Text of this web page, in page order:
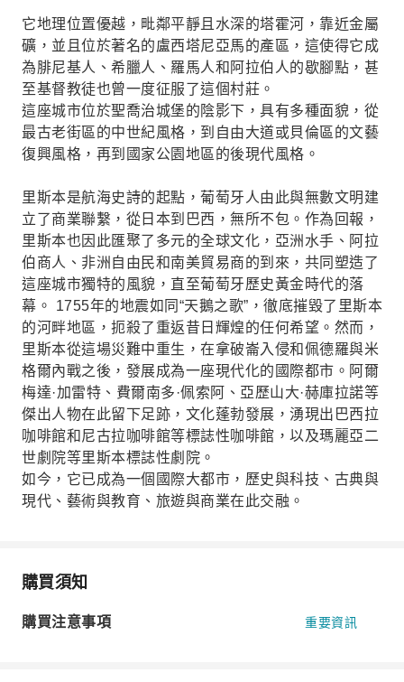
它地理位置優越，毗鄰平靜且水深的塔霍河，靠近金屬
礦，並且位於著名的盧西塔尼亞馬的產區，這使得它成
為腓尼基人、希臘人、羅馬人和阿拉伯人的歇腳點，甚
至基督教徒也曾一度征服了這個村莊。
這座城市位於聖喬治城堡的陰影下，具有多種面貌，從
最古老街區的中世紀風格，到自由大道或貝倫區的文藝
復興風格，再到國家公園地區的後現代風格。
里斯本是航海史詩的起點，葡萄牙人由此與無數文明建
立了商業聯繫，從日本到巴西，無所不包。作為回報，
里斯本也因此匯聚了多元的全球文化，亞洲水手、阿拉
伯商人、非洲自由民和南美貿易商的到來，共同塑造了
這座城市獨特的風貌，直至葡萄牙歷史黃金時代的落
幕。 1755年的地震如同“天鵝之歌”，徹底摧毀了里斯本
的河畔地區，扼殺了重返昔日輝煌的任何希望。然而，
里斯本從這場災難中重生，在拿破崙入侵和佩德羅與米
格爾內戰之後，發展成為一座現代化的國際都市。阿爾
梅達·加雷特、費爾南多·佩索阿、亞歷山大·赫庫拉諾等
傑出人物在此留下足跡，文化蓬勃發展，湧現出巴西拉
咖啡館和尼古拉咖啡館等標誌性咖啡館，以及瑪麗亞二
世劇院等里斯本標誌性劇院。
如今，它已成為一個國際大都市，歷史與科技、古典與
現代、藝術與教育、旅遊與商業在此交融。
購買須知
購買注意事項 重要資訊